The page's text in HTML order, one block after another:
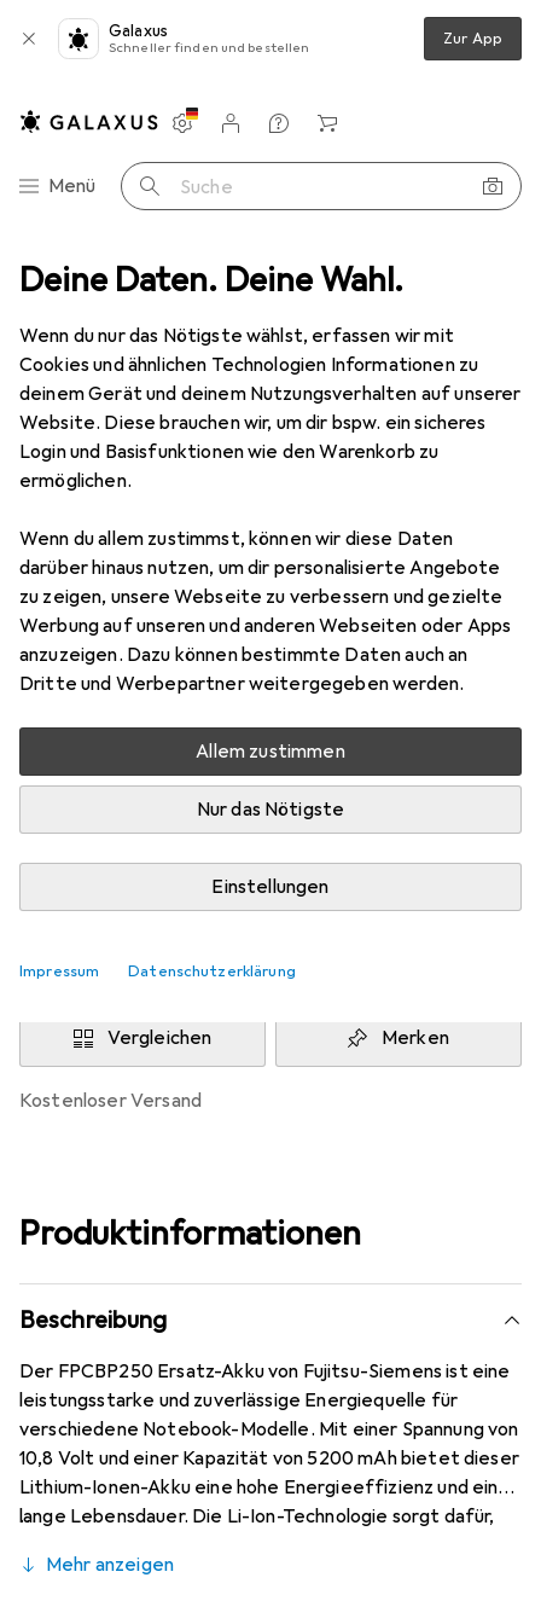
Deine Daten. Deine Wahl.
Wenn du nur das Nötigste wählst, erfassen wir mit
Cookies und ähnlichen Technologien Informationen zu
deinem Gerät und deinem Nutzungsverhalten auf unserer
Website. Diese brauchen wir, um dir bspw. ein sicheres
Login und Basisfunktionen wie den Warenkorb zu
ermöglichen.
Wenn du allem zustimmst, können wir diese Daten
darüber hinaus nutzen, um dir personalisierte Angebote
zu zeigen, unsere Webseite zu verbessern und gezielte
Werbung auf unseren und anderen Webseiten oder Apps
anzuzeigen. Dazu können bestimmte Daten auch an
Dritte und Werbepartner weitergegeben werden.
Allem zustimmen
Nur das Nötigste
Einstellungen
Impressum Datenschutzerklärung
Galaxus
Schneller finden und bestellen Zur App
Navigation nach Kategorien
Menü Suche
Einstellungen
Kundenkonto
Vergleichslisten
Merklisten
Warenkorb
Stromversorgung Notebook Akku Fujitsu-Siemens FPCBP250
6 Bilder
Fujitsu-SiemensFPCBP250
Preis in EUR inkl. MwSt.
EUR
62,86
Bewertungen Marke
Mehr von Fujitsu-
Siemens
Zwischen Di, 11.8. und Mi, 12.8. geliefert
8 Stück an Lager beim Drittanbieter
Lieferort angeben für genaue Lieferzeit
Akkushop.deDE
In den Warenkorb
Vergleichen Merken
kostenloser Versand
Produktinformationen
Beschreibung
Der FPCBP250 Ersatz-Akku von Fujitsu-Siemens ist eine
leistungsstarke und zuverlässige Energiequelle für
verschiedene Notebook-Modelle. Mit einer Spannung von
10,8 Volt und einer Kapazität von 5200 mAh bietet dieser
Lithium-Ionen-Akku eine hohe Energieeffizienz und eine
lange Lebensdauer. Die Li-Ion-Technologie sorgt dafür,
bedeutet, dass er jederzeit aufgeladen werden kann,
Mehr anzeigen